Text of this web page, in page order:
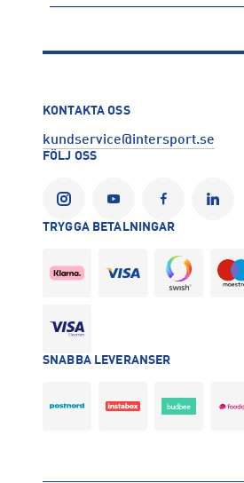
Leverantörens produktnummer:
Tillverkaradress: Gårdsvägen 13,
KONTAKTA OSS
kundservice@intersport.se
FÖLJ OSS
TRYGGA BETALNINGAR
SNABBA LEVERANSER